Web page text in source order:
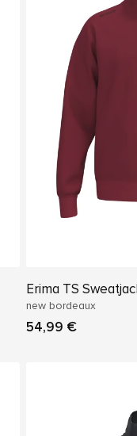
Erima TS
new bordeaux
54,99 €